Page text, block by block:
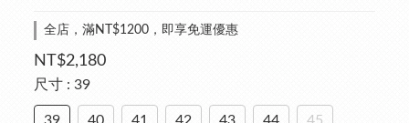
全店，滿NT$1200，即享免運優惠
NT$2,180
尺寸 : 39